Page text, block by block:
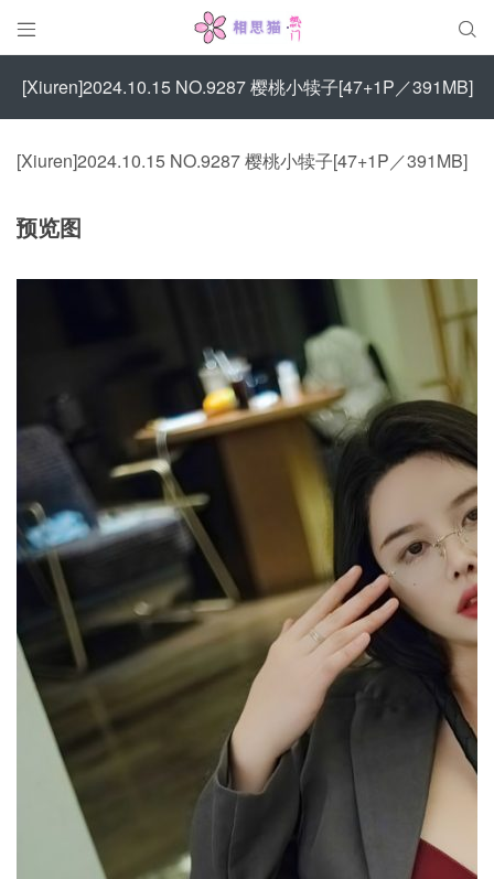
 
[Xiuren]2024.10.15 NO.9287 樱桃小犊子[47+1P／391MB]
[Xiuren]2024.10.15 NO.9287 樱桃小犊子[47+1P／391MB]
预览图